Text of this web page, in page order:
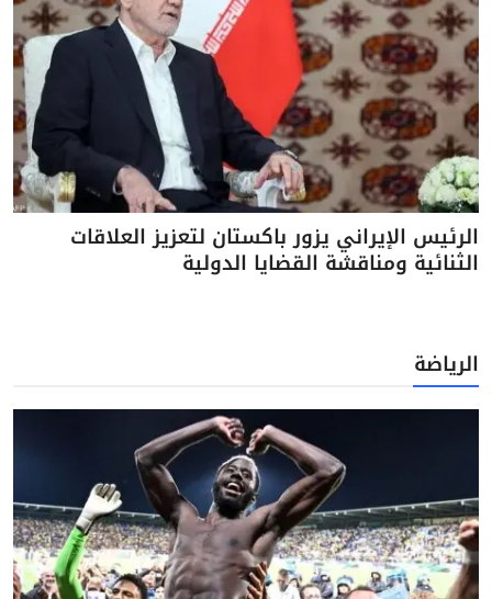
الرئيس الإيراني يزور باكستان لتعزيز العلاقات
الثنائية ومناقشة القضايا الدولية
الرياضة